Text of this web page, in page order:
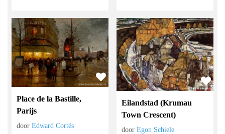
Place de la Bastille,
Parijs
doorEdward Cortés
Eilandstad (Krumau
Town Crescent)
doorEgon Schiele